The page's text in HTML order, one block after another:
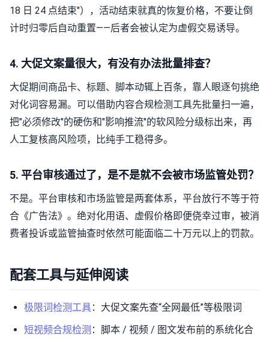
18 日 24 点结束"），活动结束就真的恢复价格，不要让倒
计时归零后自动重置——后者会被认定为虚假交易诱导。
4. 大促文案量很大，有没有办法批量排查？
大促期间商品卡、标题、脚本动辄上百条，靠人眼逐句挑绝
对化词容易漏。可以借助内容合规检测工具先批量扫一遍，
把"必须修改"的硬伤和"影响推流"的软风险分级标出来，再
人工复核高风险项，比纯手工稳得多。
5. 平台审核通过了，是不是就不会被市场监管处罚？
不是。平台审核和市场监管是两套体系，平台放行不等于符
合《广告法》。绝对化用语、虚假价格即便侥幸过审，被消
费者投诉或监管抽查时依然可能面临二十万元以上的罚款。
配套工具与延伸阅读
极限词检测工具：大促文案先查“全网最低”等极限词
短视频合规检测 ：脚本 / 视频 / 图文发布前的系统化合